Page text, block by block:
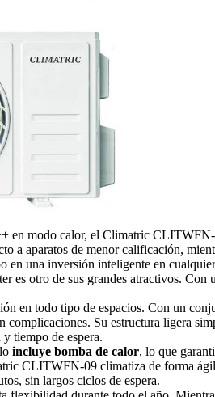
modo calor, el Climatric
a aparatos de menor calificación,
una inversión inteligente en
otro de sus grandes atractivos.
en todo tipo de espacios. Con un
complicaciones. Su estructura ligera
tiempo de espera.
incluye bomba de calor, lo que
CLITWFN-09 climatiza de forma ágil
sin largos ciclos de espera.